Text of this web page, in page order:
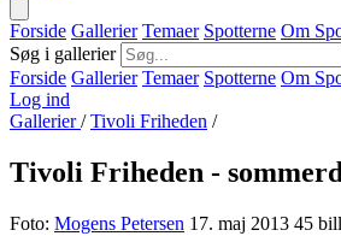
Forside Gallerier Temaer Spotterne Om
Søg i gallerier
Forside Gallerier Temaer Spotterne Om
Log ind
Gallerier/ Tivoli Friheden /
Tivoli Friheden -
Foto: Mogens Petersen 17. maj 2013 45